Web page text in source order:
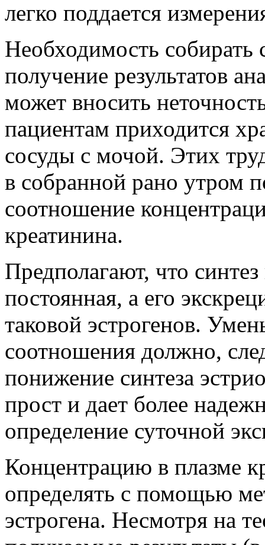
легко поддается
Необходимость собирать
получение результатов
может вносить
пациентам приходится
сосуды с мочой. Этих
в собранной рано утром
соотношение
креатинина.
Предполагают, что
постоянная, а его
таковой эстрогенов.
соотношения должно,
понижение синтеза
прост и дает более
определение суточной
Концентрацию в плазме
определять с помощью
эстрогена. Несмотря на